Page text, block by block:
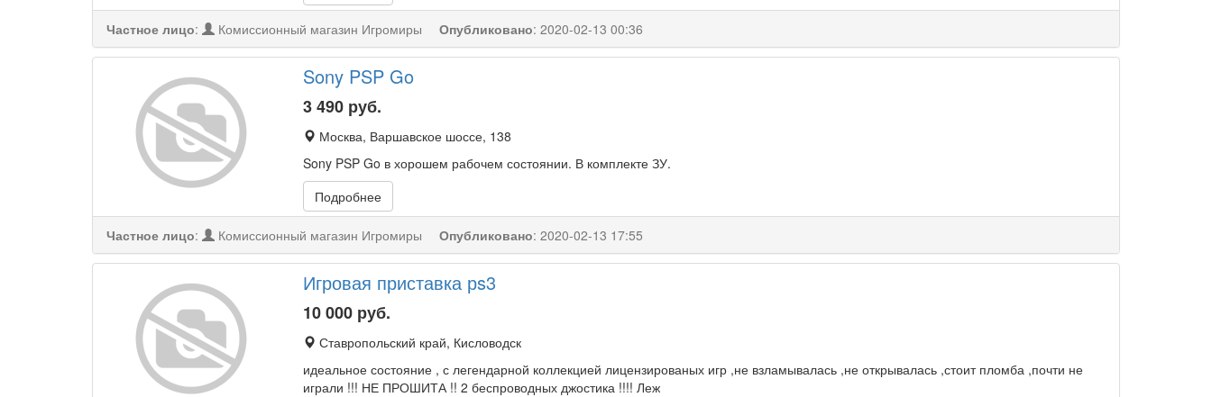
Частное лицо: Комиссионный магазин Игромиры Опубликовано: 2020-02-13 00:36
Sony PSP Go
3 490 руб.
Москва, Варшавское шоссе, 138
Sony PSP Go в хорошем рабочем состоянии. В комплекте ЗУ.
Подробнее
Частное лицо: Комиссионный магазин Игромиры Опубликовано: 2020-02-13 17:55
Игровая приставка рs3
10 000 руб.
Ставропольский край, Кисловодск
идеальное состояние , с легендарной коллекцией лицензированых игр ,не взламывалась ,не открывалась ,стоит пломба ,почти не
играли !!! НЕ ПРОШИТА !! 2 беспроводных джостика !!!! Леж